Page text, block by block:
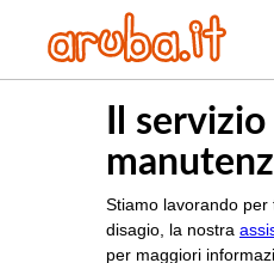
Il
Stiamo lavorando
disagio, la nostra
per maggiori